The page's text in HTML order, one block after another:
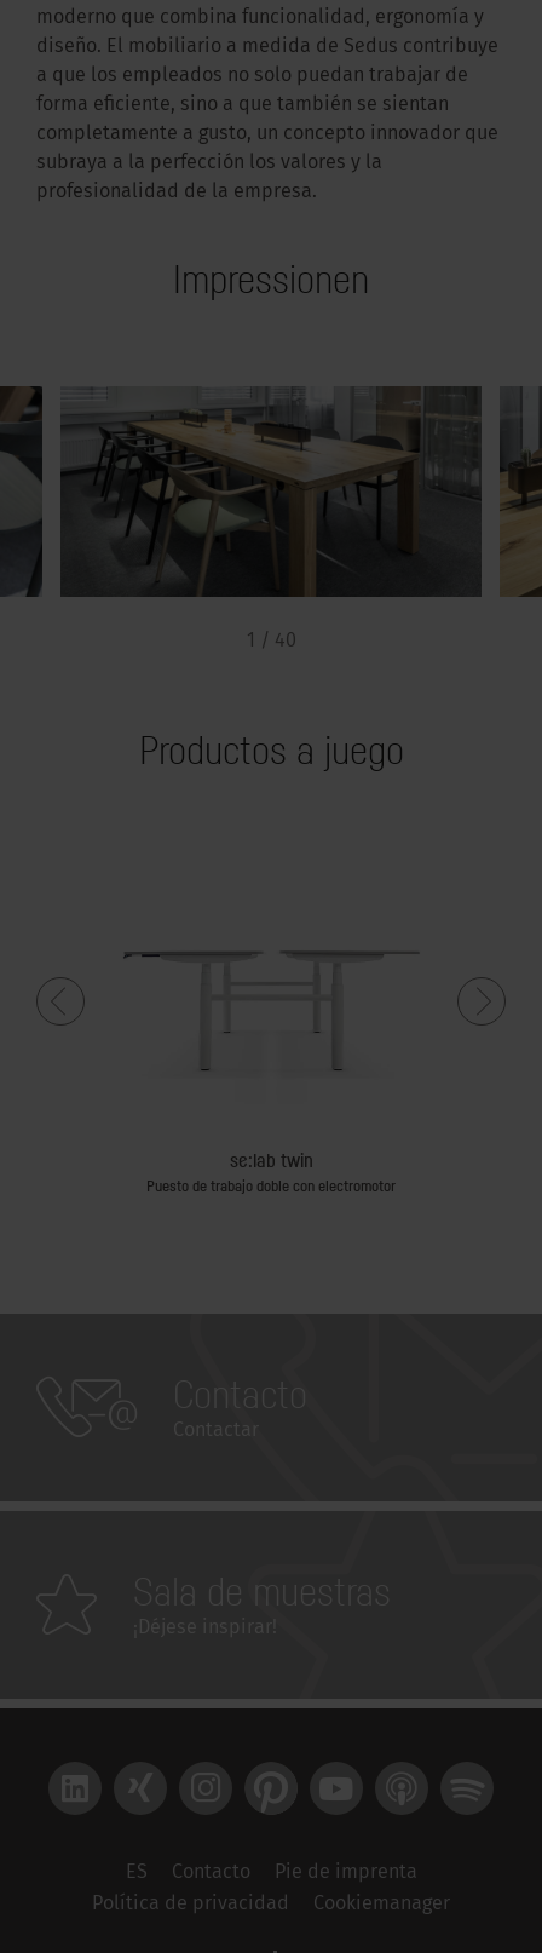
moderno que combina funcionalidad, ergonomía y
diseño. El mobiliario a medida de Sedus contribuye
a que los empleados no solo puedan trabajar de
forma eficiente, sino a que también se sientan
completamente a gusto, un concepto innovador que
subraya a la perfección los valores y la
profesionalidad de la empresa.
Impressionen
1 / 40
Productos a juego
se:lab twin
Puesto de trabajo doble con electromotor
ES Contacto
Pie de imprenta
Política de privacidad
Cookiemanager
Pinterest